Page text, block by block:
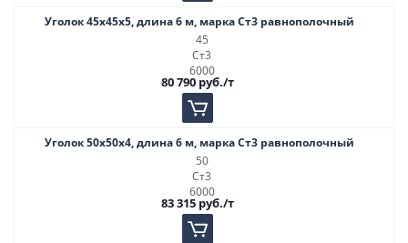
Уголок 45х45х5, длина 6 м, марка Ст3 равнополочный
45
Ст3
6000
80 790руб./т
Уголок 50х50х4, длина 6 м, марка Ст3 равнополочный
50
Ст3
6000
83 315руб./т